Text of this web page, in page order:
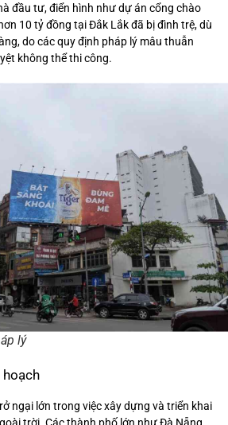
đầu tư, điển hình như dự án cổng chào
10 tỷ đồng tại Đắk Lắk đã bị đình trệ, dù
do các quy định pháp lý mâu thuẫn
không thể thi công.
lý
hoạch
ngại lớn trong việc xây dựng và triển khai